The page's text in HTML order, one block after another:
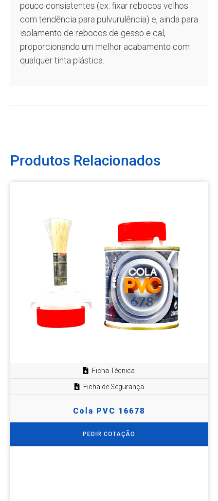
pouco consistentes (ex: fixar rebocos velhos
com tendência para pulvurulência) e, ainda para
isolamento de rebocos de gesso e cal,
proporcionando um melhor acabamento com
qualquer tinta plástica.
Produtos Relacionados
Ficha Técnica
Ficha de Segurança
Cola PVC 16678
PEDIR COTAÇÃO